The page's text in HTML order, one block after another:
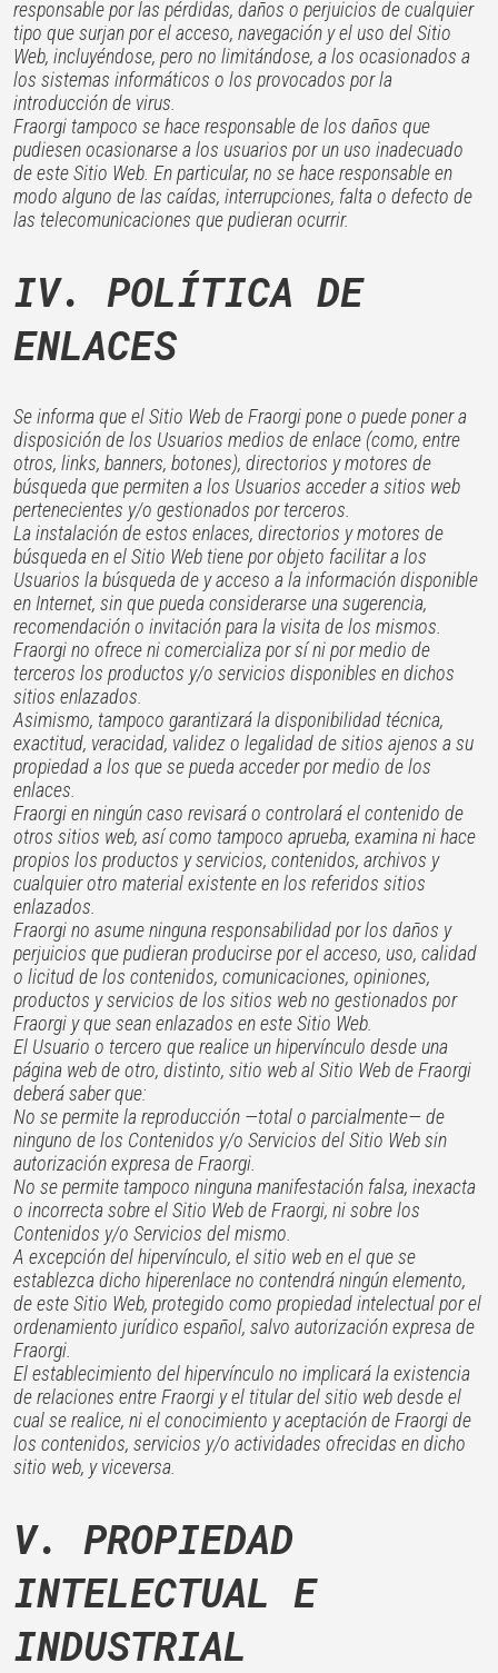
responsable por las pérdidas, daños o perjuicios de cualquier
tipo que surjan por el acceso, navegación y el uso del Sitio
Web, incluyéndose, pero no limitándose, a los ocasionados a
los sistemas informáticos o los provocados por la
introducción de virus.
Fraorgi tampoco se hace responsable de los daños que
pudiesen ocasionarse a los usuarios por un uso inadecuado
de este Sitio Web. En particular, no se hace responsable en
modo alguno de las caídas, interrupciones, falta o defecto de
las telecomunicaciones que pudieran ocurrir.
IV. POLÍTICA DE
ENLACES
Se informa que el Sitio Web de Fraorgi pone o puede poner a
disposición de los Usuarios medios de enlace (como, entre
otros, links, banners, botones), directorios y motores de
búsqueda que permiten a los Usuarios acceder a sitios web
pertenecientes y/o gestionados por terceros.
La instalación de estos enlaces, directorios y motores de
búsqueda en el Sitio Web tiene por objeto facilitar a los
Usuarios la búsqueda de y acceso a la información disponible
en Internet, sin que pueda considerarse una sugerencia,
recomendación o invitación para la visita de los mismos.
Fraorgi no ofrece ni comercializa por sí ni por medio de
terceros los productos y/o servicios disponibles en dichos
sitios enlazados.
Asimismo, tampoco garantizará la disponibilidad técnica,
exactitud, veracidad, validez o legalidad de sitios ajenos a su
propiedad a los que se pueda acceder por medio de los
enlaces.
Fraorgi en ningún caso revisará o controlará el contenido de
otros sitios web, así como tampoco aprueba, examina ni hace
propios los productos y servicios, contenidos, archivos y
cualquier otro material existente en los referidos sitios
enlazados.
Fraorgi no asume ninguna responsabilidad por los daños y
perjuicios que pudieran producirse por el acceso, uso, calidad
o licitud de los contenidos, comunicaciones, opiniones,
productos y servicios de los sitios web no gestionados por
Fraorgi y que sean enlazados en este Sitio Web.
El Usuario o tercero que realice un hipervínculo desde una
página web de otro, distinto, sitio web al Sitio Web de Fraorgi
deberá saber que:
No se permite la reproducción —total o parcialmente— de
ninguno de los Contenidos y/o Servicios del Sitio Web sin
autorización expresa de Fraorgi.
No se permite tampoco ninguna manifestación falsa, inexacta
o incorrecta sobre el Sitio Web de Fraorgi, ni sobre los
Contenidos y/o Servicios del mismo.
A excepción del hipervínculo, el sitio web en el que se
establezca dicho hiperenlace no contendrá ningún elemento,
de este Sitio Web, protegido como propiedad intelectual por el
ordenamiento jurídico español, salvo autorización expresa de
Fraorgi.
El establecimiento del hipervínculo no implicará la existencia
de relaciones entre Fraorgi y el titular del sitio web desde el
cual se realice, ni el conocimiento y aceptación de Fraorgi de
los contenidos, servicios y/o actividades ofrecidas en dicho
sitio web, y viceversa.
V. PROPIEDAD
INTELECTUAL E
INDUSTRIAL